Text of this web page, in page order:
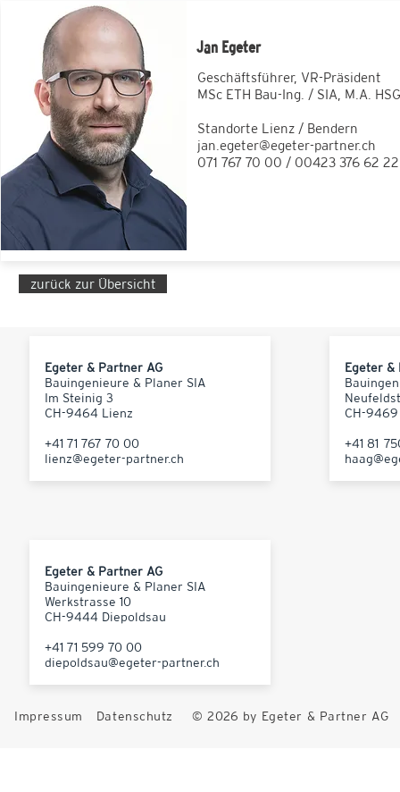
Jan Egeter
Geschäftsführer, VR-Präsident
MSc ETH Bau-Ing. / SIA, M.A. HSG
Standorte Lienz / Bendern
jan.egeter@egeter-partner.ch
071 767 70 00 / 00423 376 62 22
zurück zur Übersicht
Egeter & Partner AG
Bauingenieure & Planer SIA
Im Steinig 3
CH-9464 Lienz
+41 71 767 70 00
lienz@egeter-partner.ch
Egeter &
CH-
+41 81
Egeter & Partner AG
Bauingenieure & Planer SIA
Werkstrasse 10
CH-9444 Diepoldsau
+41 71 599 70 00
diepoldsau@egeter-partner.ch
Impressum Datenschutz © 2026 by Egeter & Partner AG